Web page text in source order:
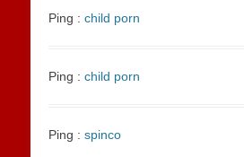
Ping : child porn
Ping : child porn
Ping : spinco